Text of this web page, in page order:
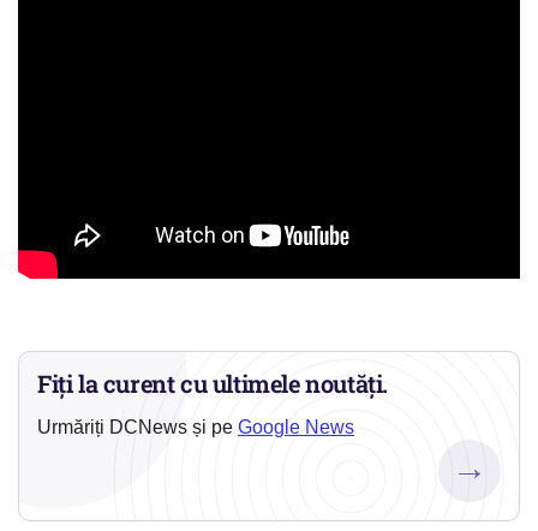
Fiți la curent cu ultimele noutăți.
Urmăriți DCNews și pe Google News
→